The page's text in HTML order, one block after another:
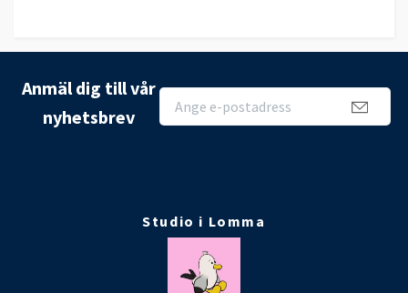
Anmäl dig till vår
nyhetsbrev
Studio i Lomma